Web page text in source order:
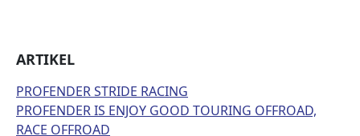
ARTIKEL
PROFENDER STRIDE RACING
PROFENDER IS ENJOY GOOD TOURING OFFROAD,
RACE OFFROAD